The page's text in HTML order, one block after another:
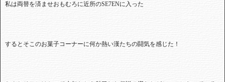
私は両替を済ませおもむろに近所のSE7ENに入った
するとそこのお菓子コーナーに何か熱い漢たちの闘気を感じた！